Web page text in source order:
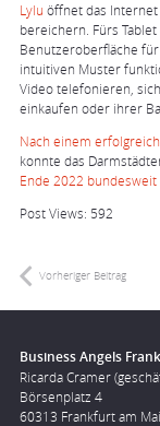
Lylu öffnet das
bereichern. Fürs
Benutzeroberfläche
intuitiven Muster
Video telefonieren,
einkaufen oder ihrer
Nach einem
konnte das
Ende 2022
Post Views: 592
Vorheriger Beitrag
Business Angels
Ricarda Cramer
Börsenplatz 4
60313 Frankfurt am